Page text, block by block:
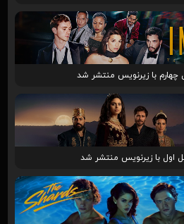
با زیرنویس منتشر شد
اول با زیرنویس منتشر شد